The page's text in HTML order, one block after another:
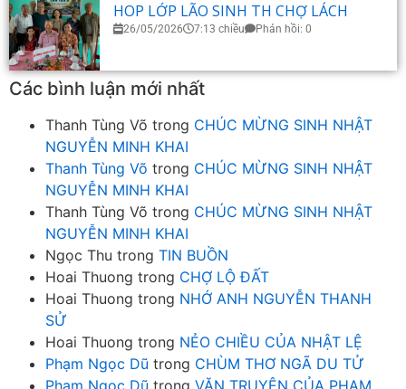
HOP LỚP LÃO SINH TH CHỢ LÁCH
26/05/2026 7:13 chiều Phản hồi: 0
Các bình luận mới nhất
Thanh Tùng Võ trong CHÚC MỪNG SINH NHẬT
NGUYỄN MINH KHAI
Thanh Tùng Võ trong CHÚC MỪNG SINH NHẬT
NGUYỄN MINH KHAI
Thanh Tùng Võ trong CHÚC MỪNG SINH NHẬT
NGUYỄN MINH KHAI
Ngọc Thu trong TIN BUỒN
Hoai Thuong trong CHỢ LỘ ĐẤT
Hoai Thuong trong NHỚ ANH NGUYỄN THANH
SỬ
Hoai Thuong trong NẺO CHIỀU CỦA NHẬT LỆ
Phạm Ngọc Dũ trong CHÙM THƠ NGÃ DU TỬ
Phạm Ngọc Dũ trong VĂN TRUYỆN CỦA PHẠM